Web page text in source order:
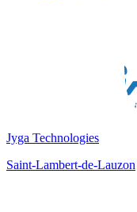
Jyga Technologies
Saint-Lambert-de-Lauzon